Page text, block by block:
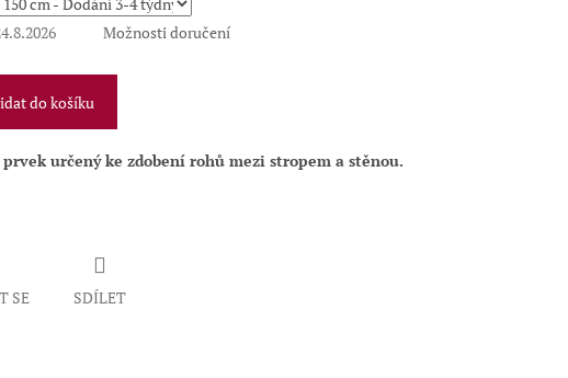
Možnosti doručení
do košíku
určený ke zdobení rohů mezi stropem a stěnou.
SE SDÍLET